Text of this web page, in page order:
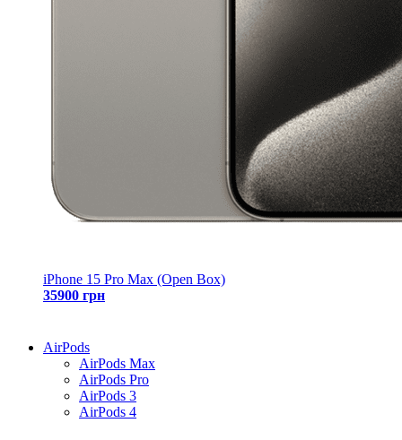
iPhone 15 Pro Max (Open Box)
35900 грн
AirPods
AirPods Max
AirPods Pro
AirPods 3
AirPods 4